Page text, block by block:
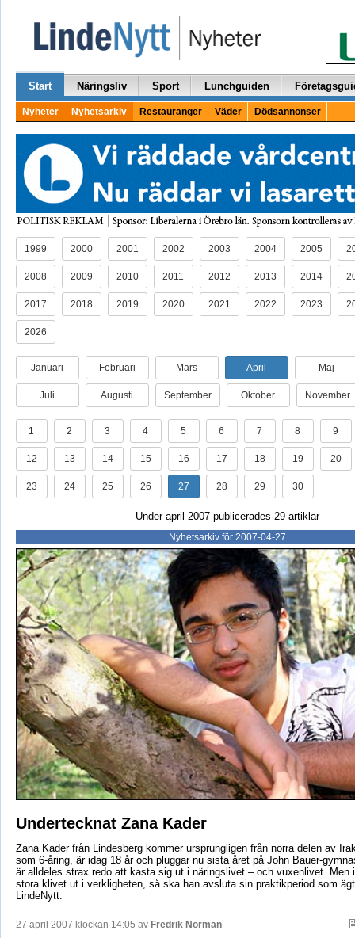
Start Näringsliv Sport Lunchguiden
Nyheter Nyhetsarkiv Restauranger Väder Dödsannonser
1999 2000 2001 2002 2003 2004 2005
2008 2009 2010 2011 2012 2013 2014
2017 2018 2019 2020 2021 2022 2023
2026
Januari Februari Mars April Maj
Juli Augusti September Oktober November
1 2 3 4 5 6 7 8 9
12 13 14 15 16 17 18 19 20
23 24 25 26 27 28 29 30
Under april 2007 publicerades 29 artiklar
Nyhetsarkiv för 2007-04-27
Undertecknat Zana Kader
Zana Kader från Lindesberg kommer ursprungligen från norra delen av
som 6-åring, är idag 18 år och pluggar nu sista året på John Bauer-
är alldeles strax redo att kasta sig ut i näringslivet – och vuxenlivet. Men
stora klivet ut i verkligheten, så ska han avsluta sin praktikperiod som
LindeNytt.
27 april 2007 klockan 14:05 av Fredrik Norman